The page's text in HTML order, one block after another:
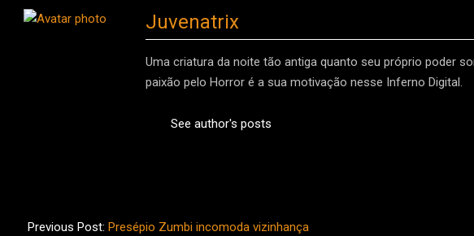
Juvenatrix
Uma criatura da noite tão antiga quanto seu próprio poder
paixão pelo Horror é a sua motivação nesse Inferno Digital.
See author's posts
12-
Previous Post: Presépio Zumbi incomoda vizinhança